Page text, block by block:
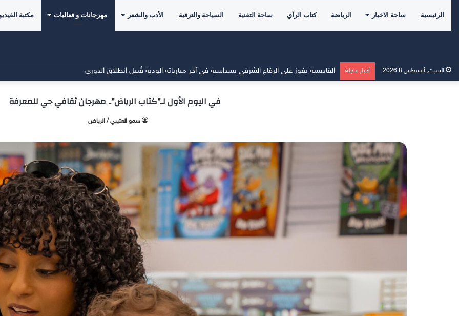
الرئيسية ساحة الاخبار الرياضة كتاب الرأي ساحة التقنية السياحة والترفية الأدب والشعر مهرجانات و فعاليات مكتبة
السبت, أغسطس 8 2026 أخبار عاجلة الهلال يفتتح مركز الماجدية الرياضي.. مقرًا جديدًا للفريق الأول
في اليوم الأول لـ”كتاب الرياض”.. مهرجان ثقافي حي للمعرفة
سمو العتيبي / الرياض